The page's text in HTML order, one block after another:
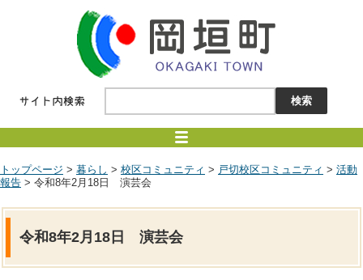
トップページ > 暮らし > 校区コミュニティ > 戸切校区コミュニティ > 活動
報告 > 令和8年2月18日 演芸会
令和8年2月18日 演芸会